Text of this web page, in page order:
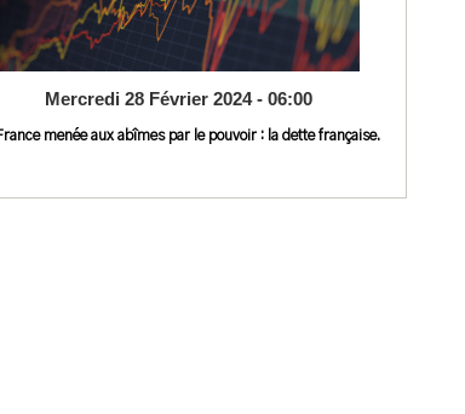
Mercredi 28 Février 2024 - 06:00
menée aux abîmes par le pouvoir : la dette française.